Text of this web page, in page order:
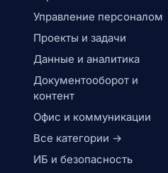
Управление персоналом
Проекты и задачи
Данные и аналитика
Документооборот и
контент
Офис и коммуникации
Все категории →
ИБ и безопасность